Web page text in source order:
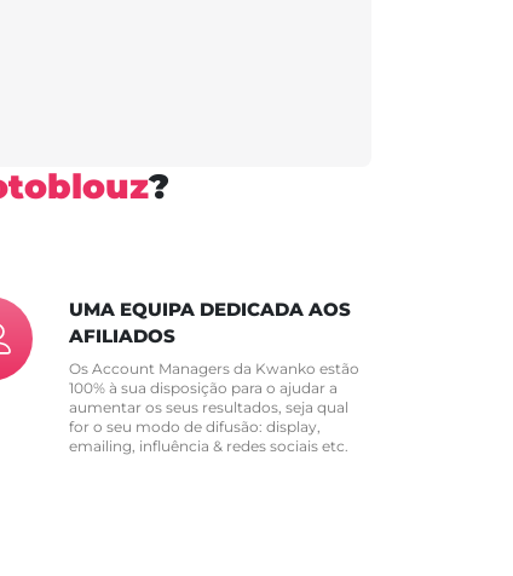
?
UMA EQUIPA DEDICADA AOS
AFILIADOS
Os Account Managers da Kwanko estão
100% à sua disposição para o ajudar a
aumentar os seus resultados, seja qual
for o seu modo de difusão: display,
emailing, influência & redes sociais etc.